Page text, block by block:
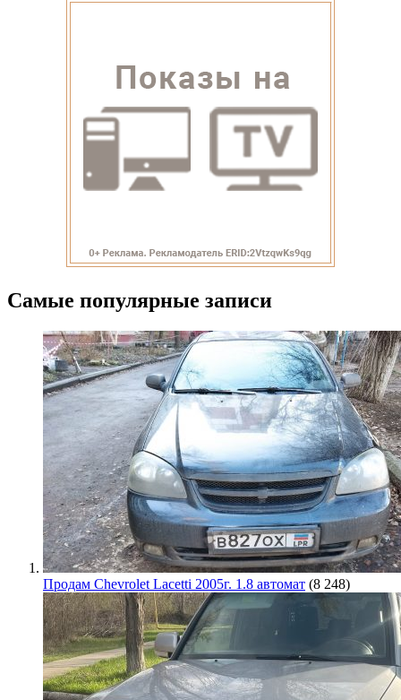
Самые популярные записи
Продам Chevrolet Lacetti 2005г. 1.8 автомат (8 248)